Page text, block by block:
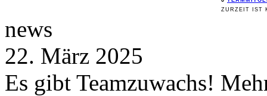
ZURZEIT IST
news
22. März 2025
Es gibt Teamzuwachs!